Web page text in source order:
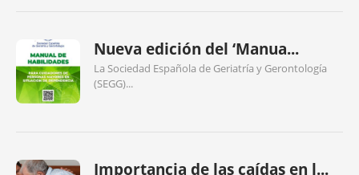
Nueva edición del ‘Manua...
La Sociedad Española de Geriatría y Gerontología
(SEGG)...
Importancia de las caídas en l...